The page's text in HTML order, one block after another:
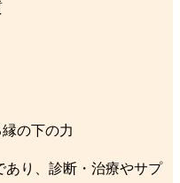
の下の力
り、診断・治療やサプ